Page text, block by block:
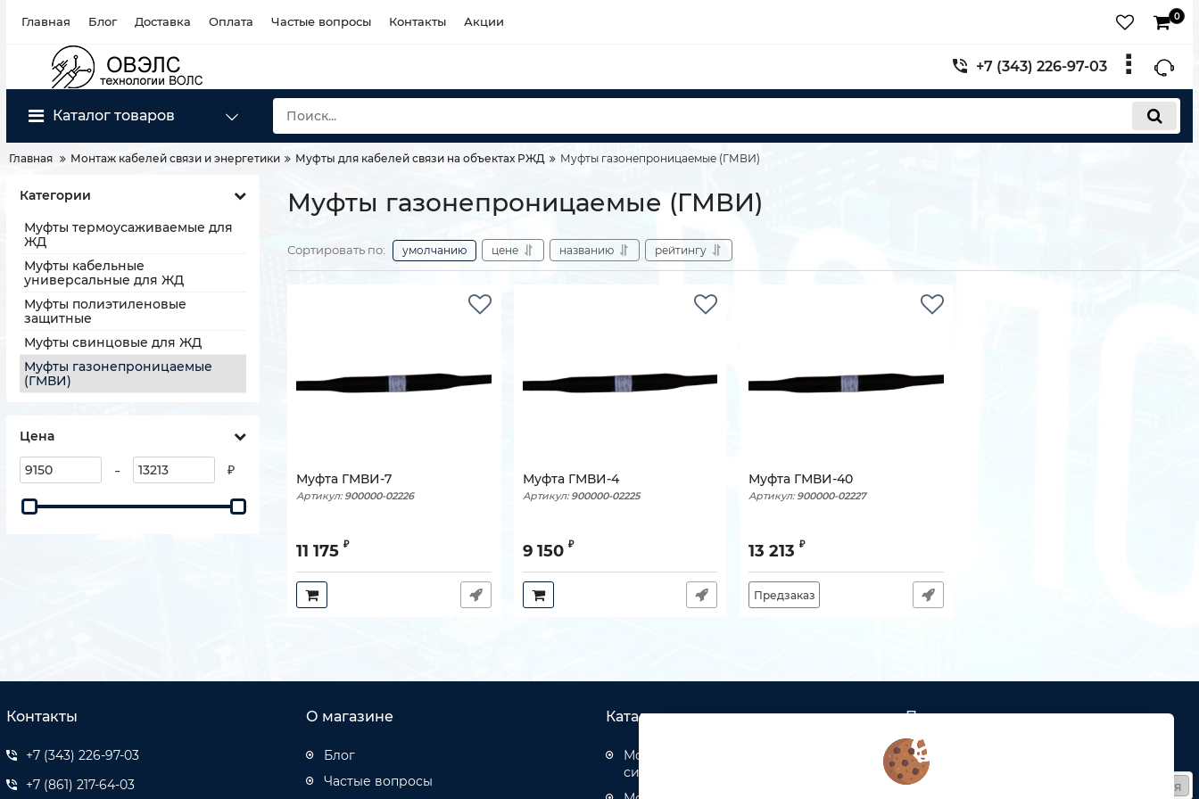
Главная Блог Доставка Оплата Частые вопросы Контакты Акции 0
+7 (343) 226-97-03
Каталог товаров
Главная Монтаж кабелей связи и энергетики Муфты для кабелей связи на объектах РЖД Муфты газонепроницаемые (ГМВИ)
Категории
Муфты термоусаживаемые для
ЖД
Муфты кабельные
универсальные для ЖД
Муфты полиэтиленовые
защитные
Муфты свинцовые для ЖД
Муфты газонепроницаемые
(ГМВИ)
Цена
- ₽
Муфты газонепроницаемые (ГМВИ)
Сортировать по: умолчанию цене названию рейтингу
Муфта ГМВИ-7
Артикул: 900000-02226
11 175 ₽
Муфта ГМВИ-4
Артикул: 900000-02225
9 150 ₽
Муфта ГМВИ-40
Артикул: 900000-02227
13 213 ₽
Предзаказ
Контакты
+7 (343) 226-97-03
+7 (861) 217-64-03
О магазине
Блог
Частые вопросы
Каталог товаров
Монтаж структурированных кабельных
систем
Подписка
Получайте только полезные статьи!
Подписаться